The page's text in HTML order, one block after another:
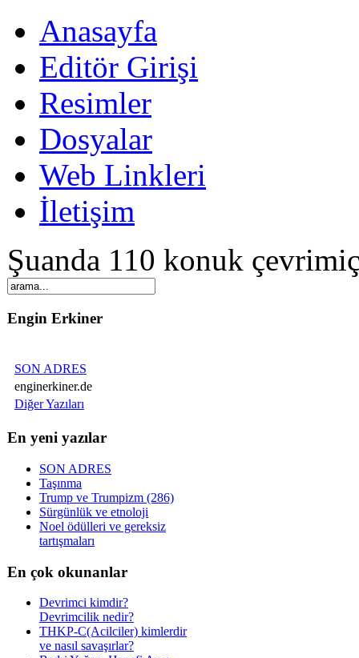
Anasayfa
Editör Girişi
Resimler
Dosyalar
Web Linkleri
İletişim
Şuanda 110 konuk
Engin Erkiner
SON ADRES
enginerkiner.de
Diğer Yazıları
En yeni yazılar
SON ADRES
Taşınma
Trump ve Trumpizm (286)
Sürgünlük ve etnoloji
Noel ödülleri ve gereksiz
tartışmaları
En çok okunanlar
Devrimci kimdir?
Devrimcilik nedir?
THKP-C(Acilciler) kimlerdir
ve nasıl savaşırlar?